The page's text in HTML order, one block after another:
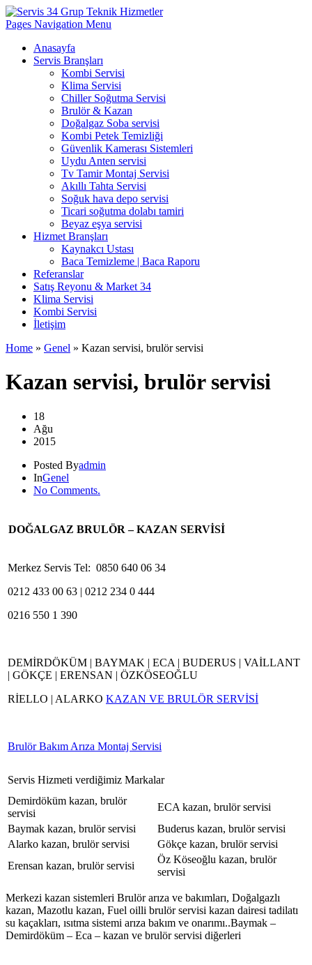
Pages Navigation Menu
Anasayfa
Servis Branşları
Kombi Servisi
Klima Servisi
Chiller Soğutma Servisi
Brulör & Kazan
Doğalgaz Soba servisi
Kombi Petek Temizliği
Güvenlik Kamerası Sistemleri
Uydu Anten servisi
Tv Tamir Montaj Servisi
Akıllı Tahta Servisi
Soğuk hava depo servisi
Ticari soğutma dolabı tamiri
Beyaz eşya servisi
Hizmet Branşları
Kaynakcı Ustası
Baca Temizleme | Baca Raporu
Referanslar
Satış Reyonu & Market 34
Klima Servisi
Kombi Servisi
İletişim
Home » Genel » Kazan servisi, brulör servisi
Kazan servisi, brulör servisi
18
Ağu
2015
Posted Byadmin
InGenel
No Comments.
DOĞALGAZ BRULÖR – KAZAN SERVİSİ
Merkez Servis Tel: 0850 640 06 34
0212 433 00 63 | 0212 234 0 444
0216 550 1 390
DEMİRDÖKÜM | BAYMAK | ECA | BUDERUS | VAİLLANT
| GÖKÇE | ERENSAN | ÖZKÖSEOĞLU
RİELLO | ALARKO KAZAN VE BRULÖR SERVİSİ
Brulör Bakım Arıza Montaj Servisi
Servis Hizmeti verdiğimiz Markalar
Demirdöküm kazan, brulör
servisi
ECA kazan, brulör servisi
Baymak kazan, brulör servisi
Buderus kazan, brulör servisi
Alarko kazan, brulör servisi
Gökçe kazan, brulör servisi
Erensan kazan, brulör servisi
Öz Köseoğlu kazan, brulör
servisi
Merkezi kazan sistemleri Brulör arıza ve bakımları, Doğalgazlı
kazan, Mazotlu kazan, Fuel oilli brulör servisi kazan dairesi tadilatı
su kaçakları, ısıtma sistemi arıza bakım ve onarımı..Baymak –
Demirdöküm – Eca – kazan ve brulör servisi diğerleri